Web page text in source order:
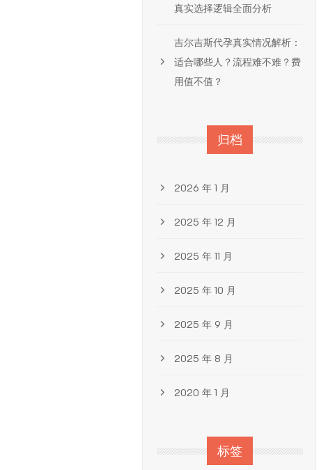
真实选择逻辑全面分析
吉尔吉斯代孕真实情况解析：
适合哪些人？流程难不难？费
用值不值？
归档
2026 年 1 月
2025 年 12 月
2025 年 11 月
2025 年 10 月
2025 年 9 月
2025 年 8 月
2020 年 1 月
标签